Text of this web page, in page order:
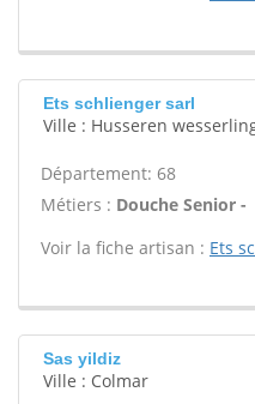
Ets schlienger sarl
Ville : Husseren
Département: 68
Métiers : Douche Senior -
Voir la fiche artisan : Ets
Sas yildiz
Ville : Colmar